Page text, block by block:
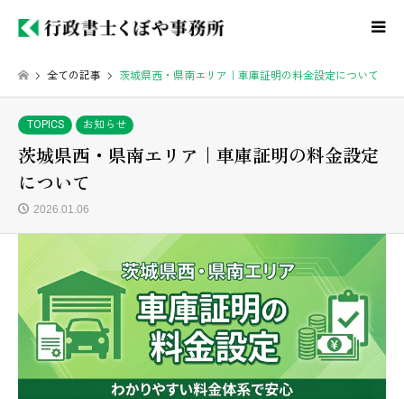
全ての記事 茨城県西・県南エリア｜車庫証明の料金設定について
TOPICS お知らせ
茨城県西・県南エリア｜車庫証明の料金設定
について
2026.01.06